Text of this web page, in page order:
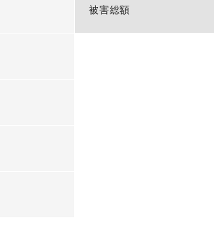
被害総額